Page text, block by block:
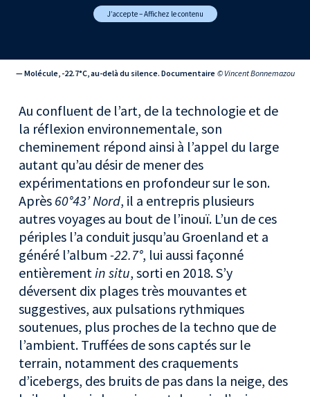
J’accepte – Affichez le contenu
— Molécule, -22.7°C, au-delà du silence. Documentaire © Vincent Bonnemazou
Au confluent de l’art, de la technologie et de
la réflexion environnementale, son
cheminement répond ainsi à l’appel du large
autant qu’au désir de mener des
expérimentations en profondeur sur le son.
Après 60°43’ Nord, il a entrepris plusieurs
autres voyages au bout de l’inouï. L’un de ces
périples l’a conduit jusqu’au Groenland et a
généré l’album-22.7°, lui aussi façonné
entièrement in situ, sorti en 2018. S’y
déversent dix plages très mouvantes et
suggestives, aux pulsations rythmiques
soutenues, plus proches de la techno que de
l’ambient. Truffées de sons captés sur le
terrain, notamment des craquements
d’icebergs, des bruits de pas dans la neige, des